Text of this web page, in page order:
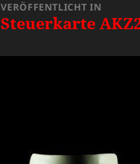
VERÖFFENTLICHT IN
Steuerkarte